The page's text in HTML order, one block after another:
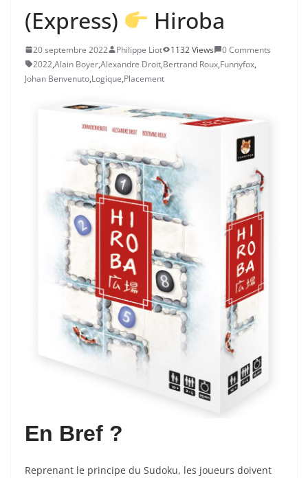
(Express) Hiroba
20 septembre 2022 Philippe Liot 1132 Views
0 Comments
2022,Alain Boyer,Alexandre Droit,Bertrand Roux,Funnyfox,
Johan Benvenuto,Logique,Placement
En Bref ?
Reprenant le principe du Sudoku, les joueurs doivent